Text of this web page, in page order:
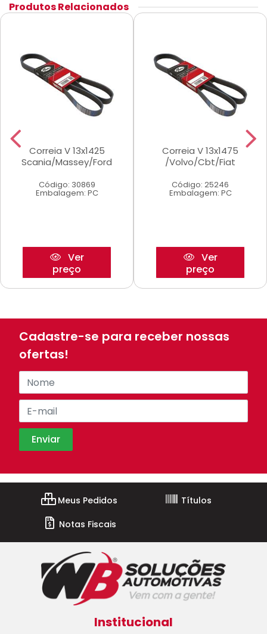
Produtos Relacionados
Correia V 13x1425
Scania/Massey/Ford
Código: 30869
Embalagem: PC
Ver
preço
Correia V 13x1475
/Volvo/Cbt/Fiat
Código: 25246
Embalagem: PC
Ver
preço
Cadastre-se para receber nossas
ofertas!
Meus Pedidos
Títulos
Notas Fiscais
Institucional